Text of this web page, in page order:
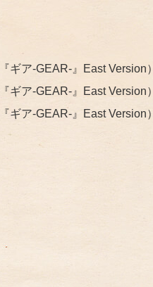
ア-GEAR-』East Version）
ア-GEAR-』East Version）
ギア-GEAR-』East Version）